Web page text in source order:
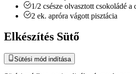
1/2 csésze olvasztott csokoládé a
2 ek. apróra vágott pisztácia
Elkészítés Sütő
Sütési mód indítása